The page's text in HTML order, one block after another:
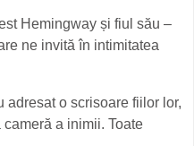
Hemingway și fiul său –
ne invită în intimitatea
o scrisoare fiilor lor,
a inimii. Toate